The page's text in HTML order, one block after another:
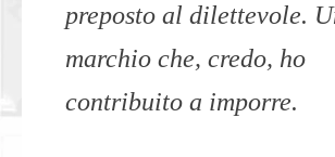
preposto al dilettevole.
marchio che, credo, ho
contribuito a imporre.